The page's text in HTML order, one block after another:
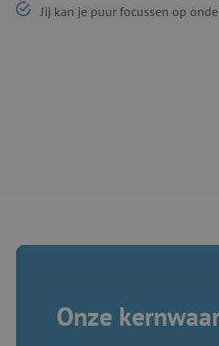
Jij kan je puur focussen op
Onze